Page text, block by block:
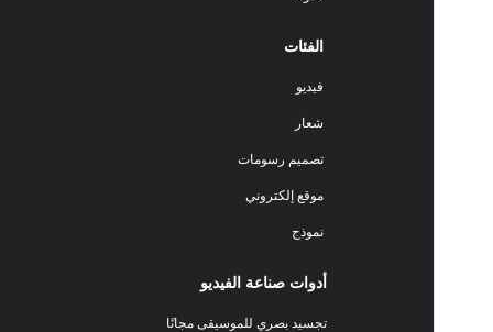
تصميم رسومات
موقع إلكتروني
أدوات صناعة الفيديو
تجسيد بصري للموسيقى مجانًا